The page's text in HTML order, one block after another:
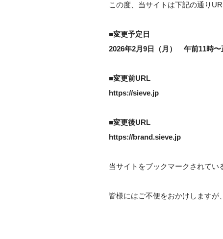
この度、当サイトは下記の通り
■変更予定日
2026年2月9日（月） 午前11時〜
■変更前URL
https://sieve.jp
■変更後URL
https://brand.sieve.jp
当サイトをブックマークされてい
皆様にはご不便をおかけしますが